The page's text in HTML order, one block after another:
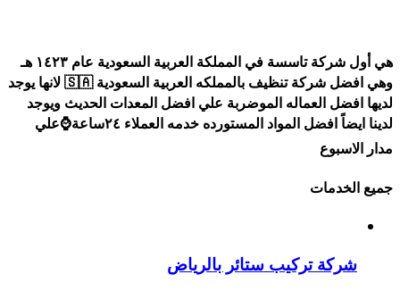
هي أول شركة تاسسة في المملكة العربية السعودية عام ١٤٢٣ هـ
وهي افضل شركة تنظيف بالمملكه العربية السعودية 🇸🇦 لانها يوجد
لديها افضل العماله الموضربة علي افضل المعدات الحديث ويوجد
لدينا ايضاً افضل المواد المستورده خدمه العملاء ٢٤ساعة⌚علي
مدار الاسبوع
جميع الخدمات
شركة تركيب ستائر بالرياض